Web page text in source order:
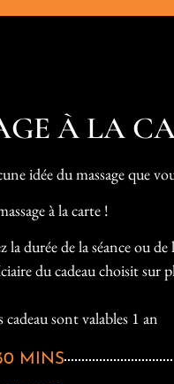
À LA
idée du massage que
à la carte !
la durée de la séance ou
du cadeau choisit sur
cadeau sont valables 1 an
MINS